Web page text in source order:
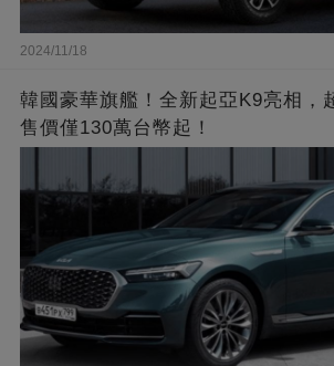
2024/11/18
韓國豪華旗艦！全新起亞K9亮相，
售價僅130萬台幣起！